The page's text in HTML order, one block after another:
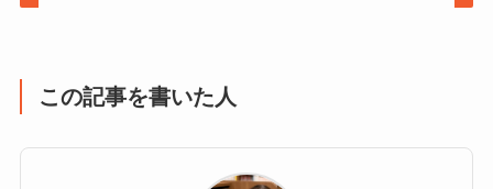
この記事を書いた人